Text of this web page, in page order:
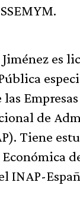
es
de
Tiene
INAP-